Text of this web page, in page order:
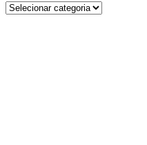
Categorias